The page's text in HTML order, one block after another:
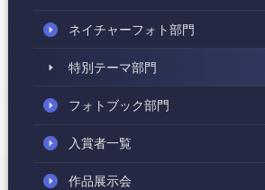
ネイチャーフォト部門
特別テーマ部門
フォトブック部門
入賞者一覧
作品展示会